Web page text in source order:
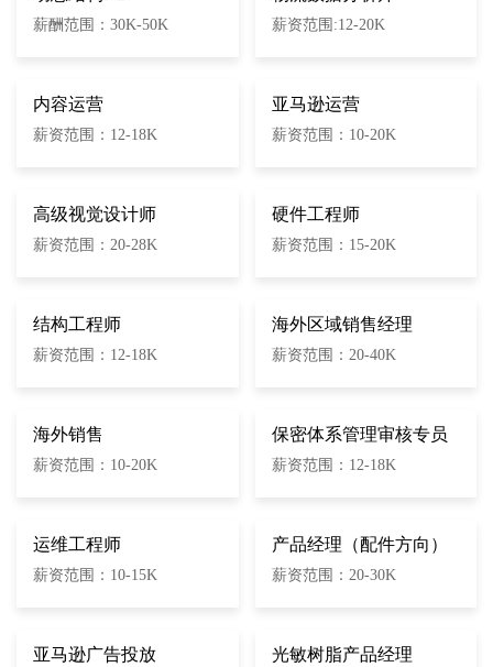
薪酬范围：30K-50K 薪资范围:12-20K
内容运营
薪资范围：12-18K
亚马逊运营
薪资范围：10-20K
高级视觉设计师
薪资范围：20-28K
硬件工程师
薪资范围：15-20K
结构工程师
薪资范围：12-18K
海外区域销售经理
薪资范围：20-40K
海外销售
薪资范围：10-20K
保密体系管理审核专员
薪资范围：12-18K
运维工程师
薪资范围：10-15K
产品经理（配件方向）
薪资范围：20-30K
亚马逊广告投放 光敏树脂产品经理